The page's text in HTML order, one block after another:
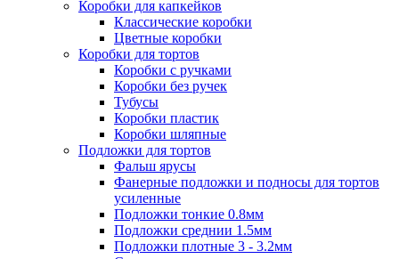
Коробки для капкейков
Классические коробки
Цветные коробки
Коробки для тортов
Коробки с ручками
Коробки без ручек
Тубусы
Коробки пластик
Коробки шляпные
Подложки для тортов
Фальш ярусы
Фанерные подложки и подносы для тортов
усиленные
Подложки тонкие 0.8мм
Подложки среднии 1.5мм
Подложки плотные 3 - 3.2мм